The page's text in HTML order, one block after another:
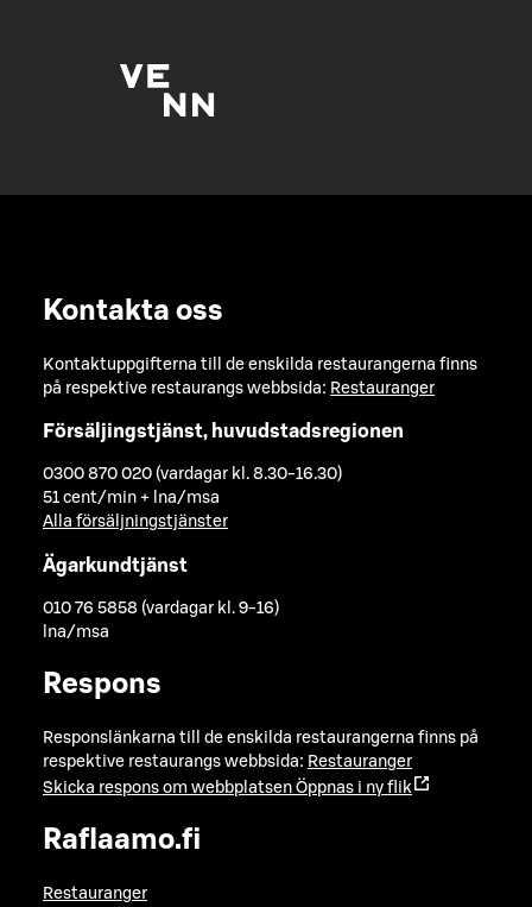
Kontakta oss
Kontaktuppgifterna till de enskilda restaurangerna finns
på respektive restaurangs webbsida: Restauranger
Försäljingstjänst, huvudstadsregionen
0300 870 020 (vardagar kl. 8.30-16.30)
51 cent/min + lna/msa
Alla försäljningstjänster
Ägarkundtjänst
010 76 5858 (vardagar kl. 9-16)
lna/msa
Respons
Responslänkarna till de enskilda restaurangerna finns på
respektive restaurangs webbsida: Restauranger
Skicka respons om webbplatsen Öppnas i ny flik
Raflaamo.fi
Restauranger